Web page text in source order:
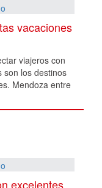
vacaciones
viajeros con
son los destinos
Mendoza entre
excelentes